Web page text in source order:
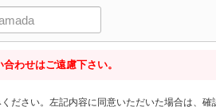
わせはご遠慮下さい。
ださい。左記内容に同意いただいた場合は、確